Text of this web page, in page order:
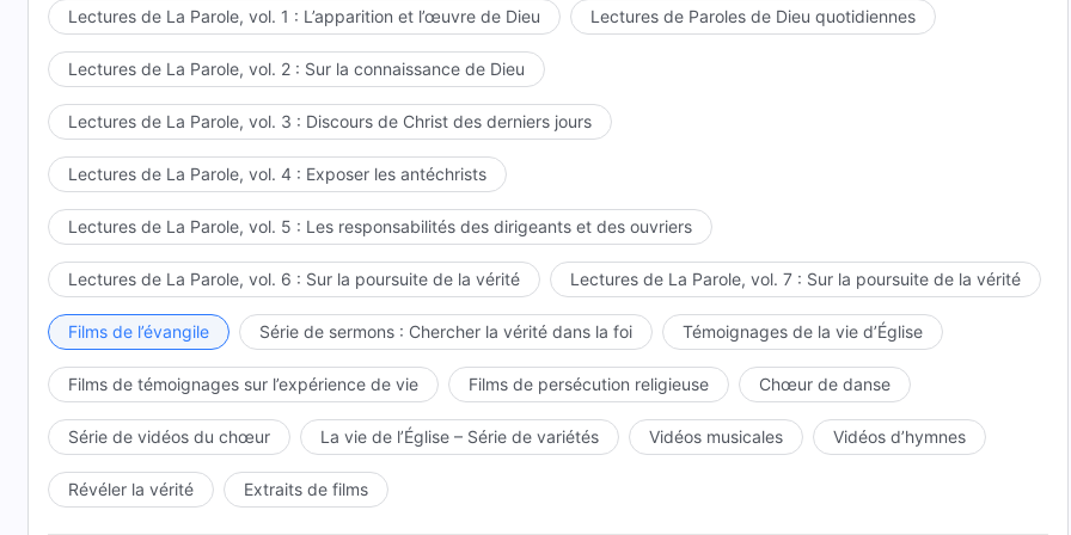
Lectures de La Parole, vol. 1 : L’apparition et l’œuvre de Dieu Lectures de Paroles de Dieu quotidiennes
Lectures de La Parole, vol. 2 : Sur la connaissance de Dieu
Lectures de La Parole, vol. 3 : Discours de Christ des derniers jours
Lectures de La Parole, vol. 4 : Exposer les antéchrists
Lectures de La Parole, vol. 5 : Les responsabilités des dirigeants et des ouvriers
Lectures de La Parole, vol. 6 : Sur la poursuite de la vérité Lectures de La Parole, vol. 7 : Sur la poursuite de la vérité
Films de l’évangile Série de sermons : Chercher la vérité dans la foi Témoignages de la vie d’Église
Films de témoignages sur l’expérience de vie Films de persécution religieuse Chœur de danse
Série de vidéos du chœur La vie de l’Église – Série de variétés Vidéos musicales Vidéos d’hymnes
Révéler la vérité Extraits de films